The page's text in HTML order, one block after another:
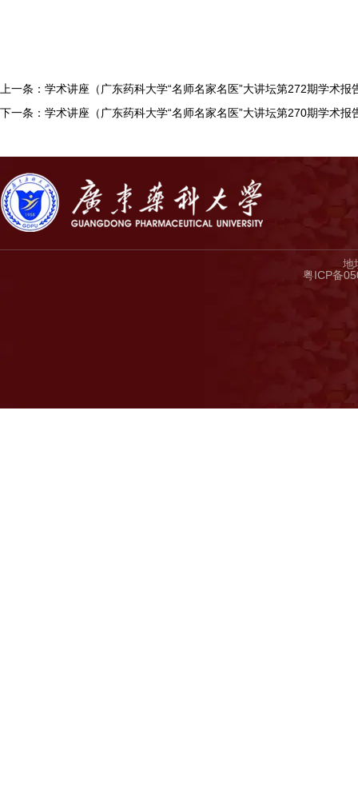
上一条：学术讲座（广东药科大学“名师名家名医”大讲坛第272期学术报
下一条：学术讲座（广东药科大学“名师名家名医”大讲坛第270期学术报
地
粤ICP备